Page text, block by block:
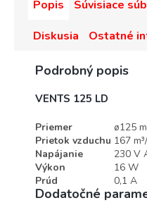
Popis Súvisiace
Diskusia
Ostatné
Podrobný popis
VENTS 125 LD
Priemer
ø125
Prietok vzduchu 167
Napájanie
230 V
Výkon
16 W
Prúd
0,1 A
Dodatočné